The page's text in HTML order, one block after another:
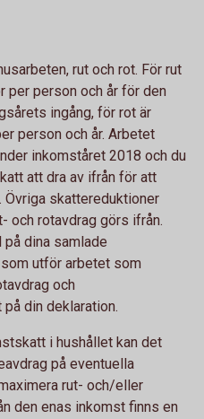
rut och rot. För rut
per person och år för den
ingång, för rot är
person och år. Arbetet
inkomståret 2018 och du
att dra av ifrån för att
skattereduktioner
och rotavdrag görs ifrån.
dina samlade
utför arbetet som
och
din deklaration.
i hushållet kan det
på eventuella
rut- och/eller
den enas inkomst finns en